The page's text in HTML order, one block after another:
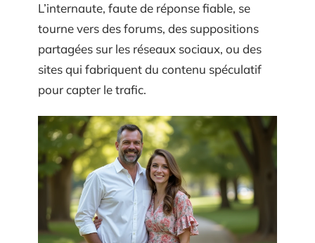
L’internaute, faute de réponse fiable, se
tourne vers des forums, des suppositions
partagées sur les réseaux sociaux, ou des
sites qui fabriquent du contenu spéculatif
pour capter le trafic.